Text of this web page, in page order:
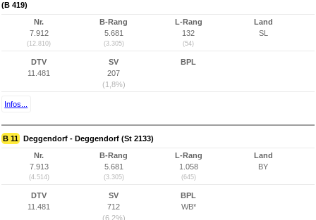
(B 419)
Nr.
7.912
(12.810)
B-Rang
5.681
(3.305)
L-Rang
132
(54)
Land
SL
DTV
11.481
SV
207
(1,8%)
BPL
Infos...
B 11 Deggendorf - Deggendorf (St 2133)
Nr.
7.913
(4.514)
B-Rang
5.681
(3.305)
L-Rang
1.058
(645)
Land
BY
DTV
11.481
SV
712
(6,2%)
BPL
WB*